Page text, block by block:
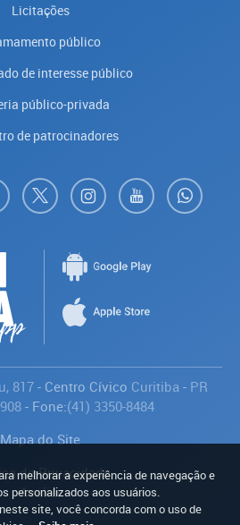
Licitações
público
de interesse público
público-privada
de patrocinadores
817- Centro Cívico Curitiba - PR
- Fone:(41) 3350-8484
Mapa do Site
de Privacidade
Avaliar
melhorar a experiência de navegação e
personalizados aos usuários.
site, você concorda com o uso de